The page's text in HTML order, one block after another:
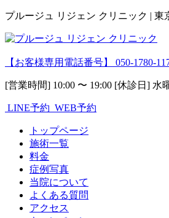
プルージュ リジェン クリニック | 東
【お客様専用電話番号】 050-1780-
[営業時間] 10:00 〜 19:00 [休診日] 水
LINE予約 WEB予約
トップページ
施術一覧
料金
症例写真
当院について
よくある質問
アクセス